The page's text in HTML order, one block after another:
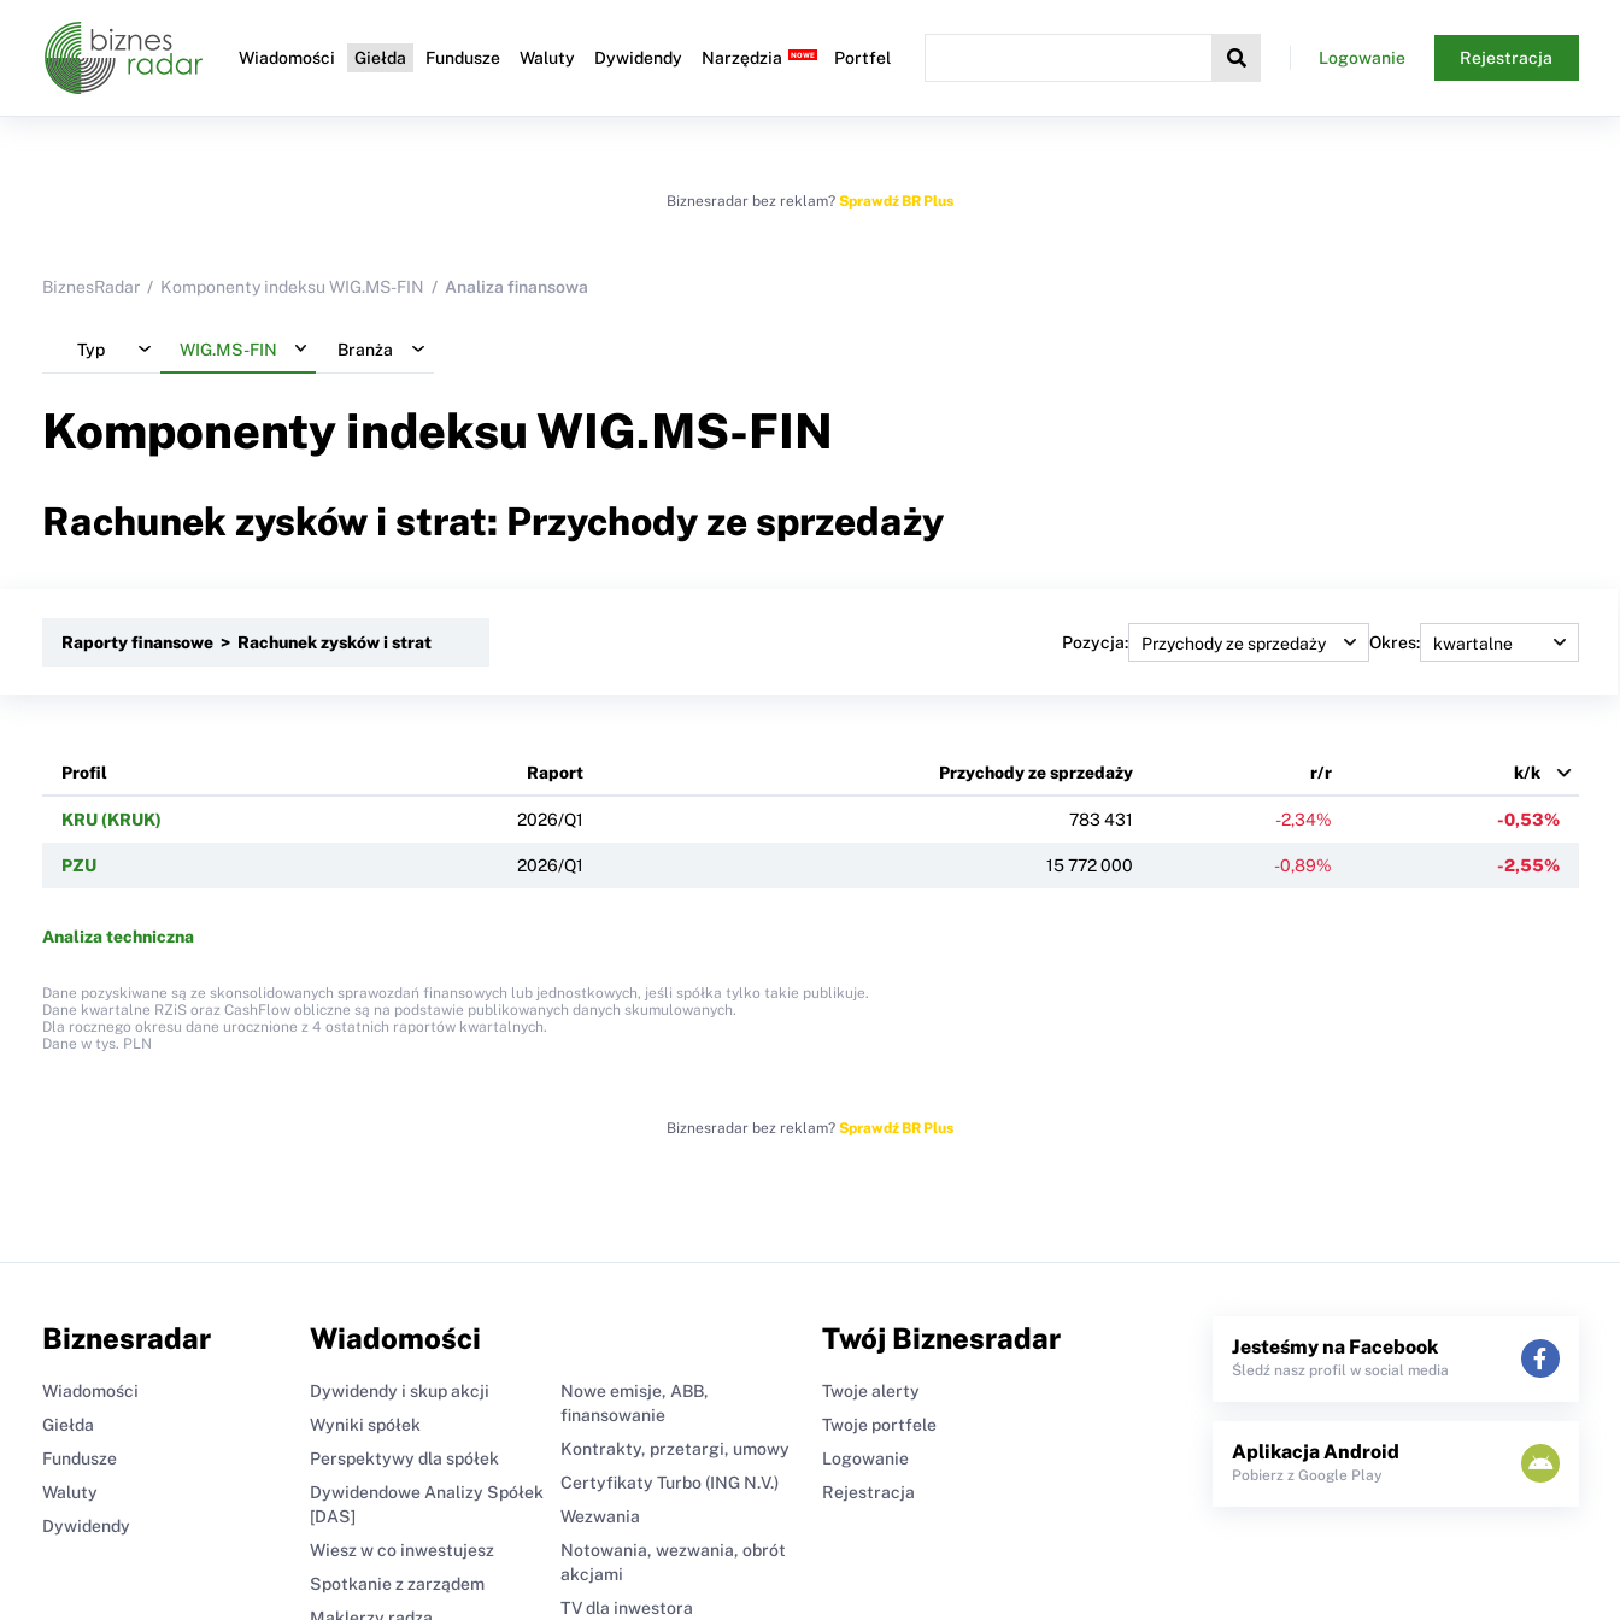
Wiadomości Giełda Fundusze Waluty Dywidendy Narzędzia Portfel Logowanie Rejestracja
Biznesradar bez reklam? Sprawdź BR Plus
BiznesRadar Komponenty indeksu WIG.MS-FIN Analiza finansowa
Typ WIG.MS-FIN Branża
Komponenty indeksuWIG.MS-FIN
Rachunek zysków i strat: Przychody ze sprzedaży
Raporty finansowe > Rachunek zysków i strat Pozycja: Okres:
Profil Raport Przychody ze sprzedaży r/r k/k
KRU (KRUK) 2026/Q1 783 431 -2,34% -0,53%
PZU 2026/Q1 15 772 000 -0,89% -2,55%
Analiza techniczna
Dane pozyskiwane są ze skonsolidowanych sprawozdań finansowych lub jednostkowych, jeśli spółka tylko takie publikuje.
Dane kwartalne RZiS oraz CashFlow obliczne są na podstawie publikowanych danych skumulowanych.
Dla rocznego okresu dane urocznione z 4 ostatnich raportów kwartalnych.
Dane w tys. PLN
Biznesradar bez reklam? Sprawdź BR Plus
Biznesradar
Wiadomości
Giełda
Fundusze
Waluty
Dywidendy
Wiadomości
Dywidendy i skup akcji
Wyniki spółek
Perspektywy dla spółek
Dywidendowe Analizy Spółek
[DAS]
Wiesz w co inwestujesz
Spotkanie z zarządem
Nowe emisje, ABB,
finansowanie
Kontrakty, przetargi, umowy
Certyfikaty Turbo (ING N.V.)
Wezwania
Notowania, wezwania, obrót
akcjami
TV dla inwestora
Twój Biznesradar
Twoje alerty
Twoje portfele
Logowanie
Rejestracja
Jesteśmy na Facebook
Śledź nasz profil w social media
Aplikacja Android
Pobierz z Google Play